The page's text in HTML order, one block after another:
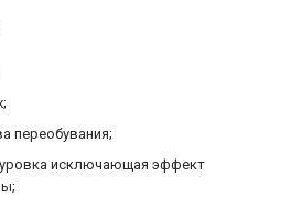
переобувания;
исключающая эффект